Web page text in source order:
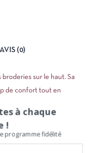
AVIS (0)
sur le haut. Sa
de confort tout en
clair, un short ou un
et estivale.
à chaque
!
programme fidélité